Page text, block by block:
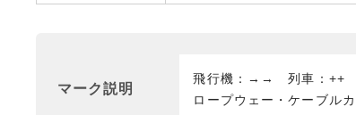
マーク説明
飛行機：→→ 列車：++
ロープウェー・ケーブ